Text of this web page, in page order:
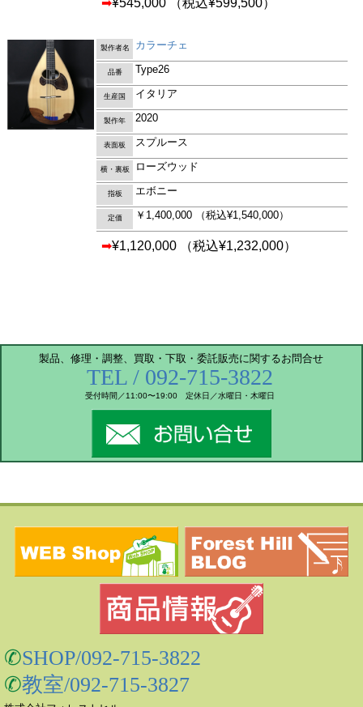
➡¥545,000 （税込¥599,500）
製作者名 カラーチェ
品番 Type26
生産国 イタリア
製作年 2020
表面板 スプルース
横・裏板 ローズウッド
指板 エボニー
定価 ￥1,400,000 （税込¥1,540,000）
➡¥1,120,000 （税込¥1,232,000）
製品、修理・調整、買取・下取・委託販売に関するお問合せ
TEL / 092-715-3822
受付時間／11:00〜19:00 定休日／水曜日・木曜日
✆SHOP/092-715-3822
✆教室/092-715-3827